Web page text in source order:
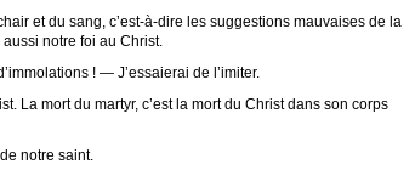
et du sang, c’est-à-dire les suggestions mauvaises de la
notre foi au Christ.
! — J’essaierai de l’imiter.
La mort du martyr, c’est la mort du Christ dans son corps
notre saint.